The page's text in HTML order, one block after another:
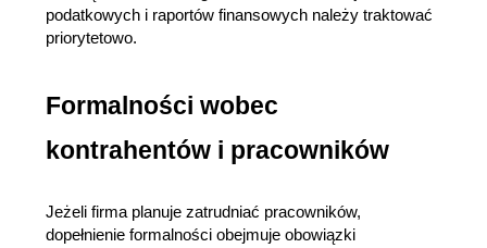
podatkowych i raportów finansowych należy traktować
priorytetowo.
Formalności wobec
kontrahentów i pracowników
Jeżeli firma planuje zatrudniać pracowników,
dopełnienie formalności obejmuje obowiązki